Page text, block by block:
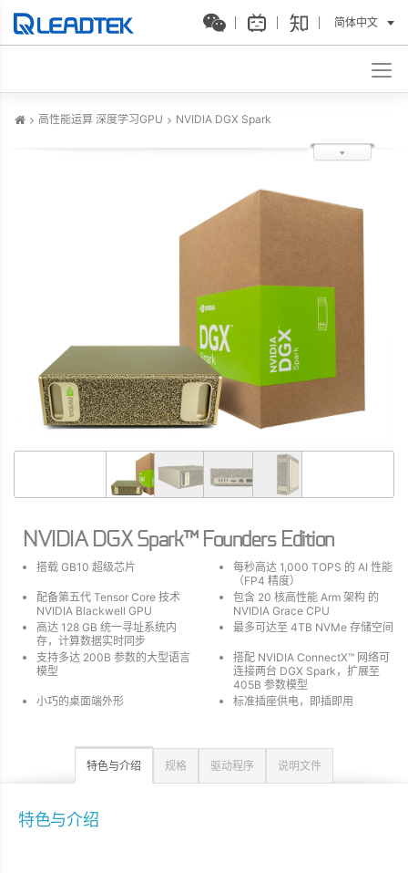
简体中文
高性能运算 深度学习GPU NVIDIA DGX Spark
NVIDIA DGX Spark™ Founders Edition
搭载 GB10 超级芯片
每秒高达 1,000 TOPS 的 AI 性能
（FP4 精度）
配备第五代 Tensor Core 技术
NVIDIA Blackwell GPU
包含 20 核高性能 Arm 架构 的
NVIDIA Grace CPU
高达 128 GB 统一寻址系统内
存，计算数据实时同步
最多可达至 4TB NVMe 存储空间
支持多达 200B 参数的大型语言
模型
搭配 NVIDIA ConnectX™ 网络可
连接两台 DGX Spark，扩展至
405B 参数模型
小巧的桌面端外形
标准插座供电，即插即用
特色与介绍 规格 驱动程序 说明文件
特色与介绍